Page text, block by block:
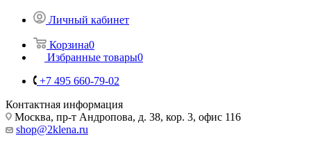
Личный кабинет
Корзина0
Избранные товары0
+7 495 660-79-02
Контактная информация
Москва, пр-т Андропова, д. 38, кор. 3, офис 116
shop@2klena.ru